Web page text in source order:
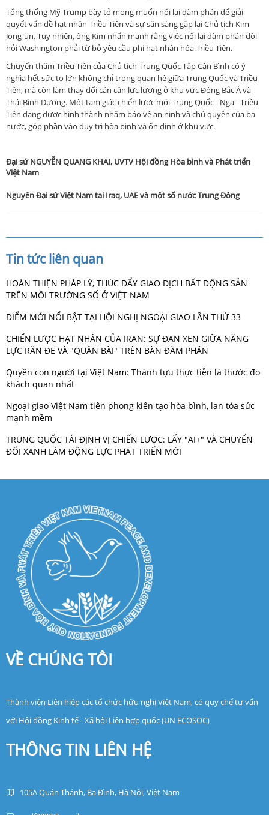
Tổng thống Mỹ Trump bày tỏ mong muốn nối lại đàm phán để giải
quyết vấn đề hạt nhân Triều Tiên và sự sẵn sàng gặp lại Chủ tịch Kim
Jong-un. Tuy nhiên, ông Kim nhấn mạnh rằng việc nối lại đàm phán đòi
hỏi Washington phải từ bỏ yêu cầu phi hạt nhân hóa Triều Tiên.
Chuyển thăm Triều Tiên của Chủ tịch Trung Quốc Tập Cận Bình có ý
nghĩa hết sức to lớn không chỉ trong quan hệ giữa Trung Quốc và Triều
Tiên, mà còn làm thay đổi cán cân lực lượng ở khu vực Đông Bắc Á và
Thái Bình Dương. Một tam giác chiến lược mới Trung Quốc - Nga - Triều
Tiên đang được hình thành nhằm bảo vệ an ninh và chủ quyền của ba
nước, góp phần vào duy trì hòa bình và ổn định ở khu vực.
Đại sứ NGUYỄN QUANG KHAI, UVTV Hội đồng Hòa bình và Phát triển
Việt Nam
Nguyên Đại sứ Việt Nam tại Iraq, UAE và một số nước Trung Đông
Tin tức liên quan
HOÀN THIỆN PHÁP LÝ, THÚC ĐẨY GIAO DỊCH BẤT ĐỘNG SẢN
TRÊN MÔI TRƯỜNG SỐ Ở VIỆT NAM
ĐIỂM MỚI NỔI BẬT TẠI HỘI NGHỊ NGOẠI GIAO LẦN THỨ 33
CHIẾN LƯỢC HẠT NHÂN CỦA IRAN: SỰ ĐAN XEN GIỮA NĂNG
LỰC RĂN ĐE VÀ "QUÂN BÀI" TRÊN BÀN ĐÀM PHÁN
Quyền con người tại Việt Nam: Thành tựu thực tiễn là thước đo
khách quan nhất
Ngoại giao Việt Nam tiên phong kiến tạo hòa bình, lan tỏa sức
mạnh mềm
TRUNG QUỐC TÁI ĐỊNH VỊ CHIẾN LƯỢC: LẤY "AI+" VÀ CHUYỂN
ĐỔI XANH LÀM ĐỘNG LỰC PHÁT TRIỂN MỚI
VỀ CHÚNG TÔI
Thành viên Liên hiệp các tổ chức hữu nghị Việt Nam, có quy chế tư vấn
với Hội đồng Kinh tế - Xã hội Liên hợp quốc (UN ECOSOC)
THÔNG TIN LIÊN HỆ
105A Quán Thánh, Ba Đình, Hà Nội, Việt Nam